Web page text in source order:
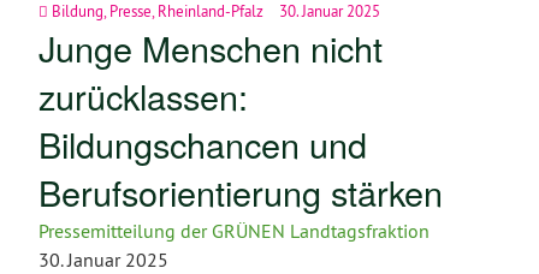
Bildung,Presse,Rheinland-Pfalz 30. Januar 2025
Junge Menschen nicht
zurücklassen:
Bildungschancen und
Berufsorientierung stärken
Pressemitteilung der GRÜNEN Landtagsfraktion
30. Januar 2025